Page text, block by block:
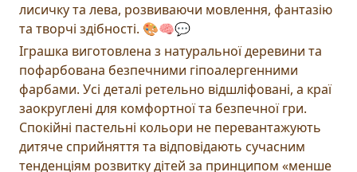
лисичку та лева, розвиваючи мовлення, фантазію
та творчі здібності. 🎨🧠💬
Іграшка виготовлена з натуральної деревини та
пофарбована безпечними гіпоалергенними
фарбами. Усі деталі ретельно відшліфовані, а краї
заокруглені для комфортної та безпечної гри.
Спокійні пастельні кольори не перевантажують
дитяче сприйняття та відповідають сучасним
тенденціям розвитку дітей за принципом «менше